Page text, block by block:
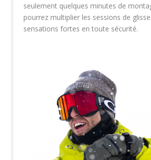
seulement quelques minutes de
pourrez multiplier les sessions de
sensations fortes en toute sécurité.